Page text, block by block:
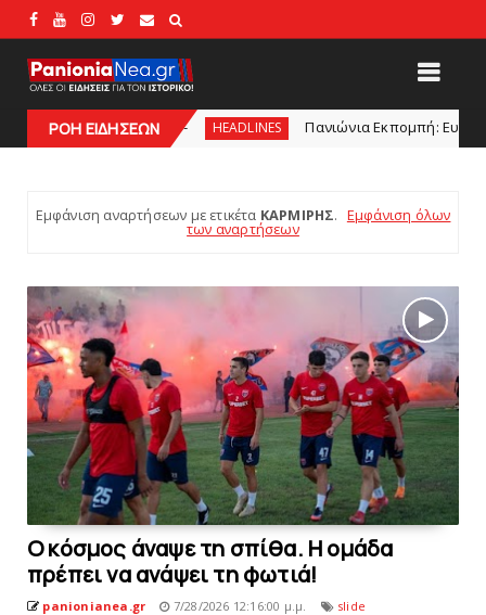
ΡΟΗ ΕΙΔΗΣΕΩΝ
Πανιώνια Εκπομπή: Eυχαριστούμε και... συνεχίζουμε!
Εμφάνιση αναρτήσεων με ετικέτα ΚΑΡΜΙΡΗΣ. Εμφάνιση όλων
των αναρτήσεων
O κόσμος άναψε τη σπίθα. H ομάδα
πρέπει να ανάψει τη φωτιά!
panionianea.gr 7/28/2026 12:16:00 μ.μ. slide